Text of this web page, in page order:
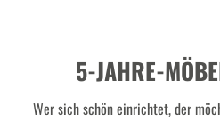
5-JAHRE-
Wer sich schön einrichtet, der